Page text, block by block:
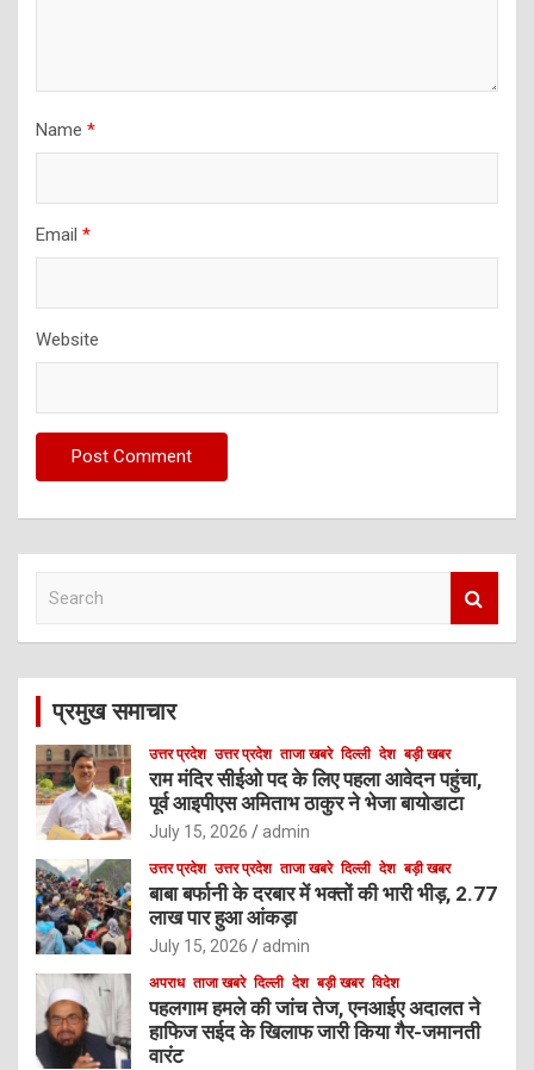
Name *
Email *
Website
c
प्रमुख समाचार
उत्तर प्रदेश उत्तर प्रदेश ताजा खबरे दिल्ली देश बड़ी खबर
राम मंदिर सीईओ पद के लिए पहला आवेदन पहुंचा,
पूर्व आइपीएस अमिताभ ठाकुर ने भेजा बायोडाटा
July 15, 2026 admin
उत्तर प्रदेश उत्तर प्रदेश ताजा खबरे दिल्ली देश बड़ी खबर
बाबा बर्फानी के दरबार में भक्तों की भारी भीड़, 2.77
लाख पार हुआ आंकड़ा
July 15, 2026 admin
अपराध ताजा खबरे दिल्ली देश बड़ी खबर विदेश
पहलगाम हमले की जांच तेज, एनआईए अदालत ने
हाफिज सईद के खिलाफ जारी किया गैर-जमानती
वारंट